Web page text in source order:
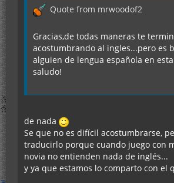
Quote from mrwoodof2
Gracias,de todas maneras te
acostumbrando al ingles...pero es
alguien de lengua española en
saludo!
de nada
Se que no es difícil acostumbrarse,
traducirlo porque cuando juego con
novia no entienden nada de inglés...
y ya que estamos lo comparto con el